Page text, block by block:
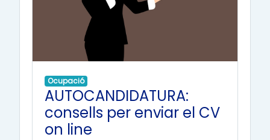
Ocupació
AUTOCANDIDATURA:
consells per enviar el CV
on line